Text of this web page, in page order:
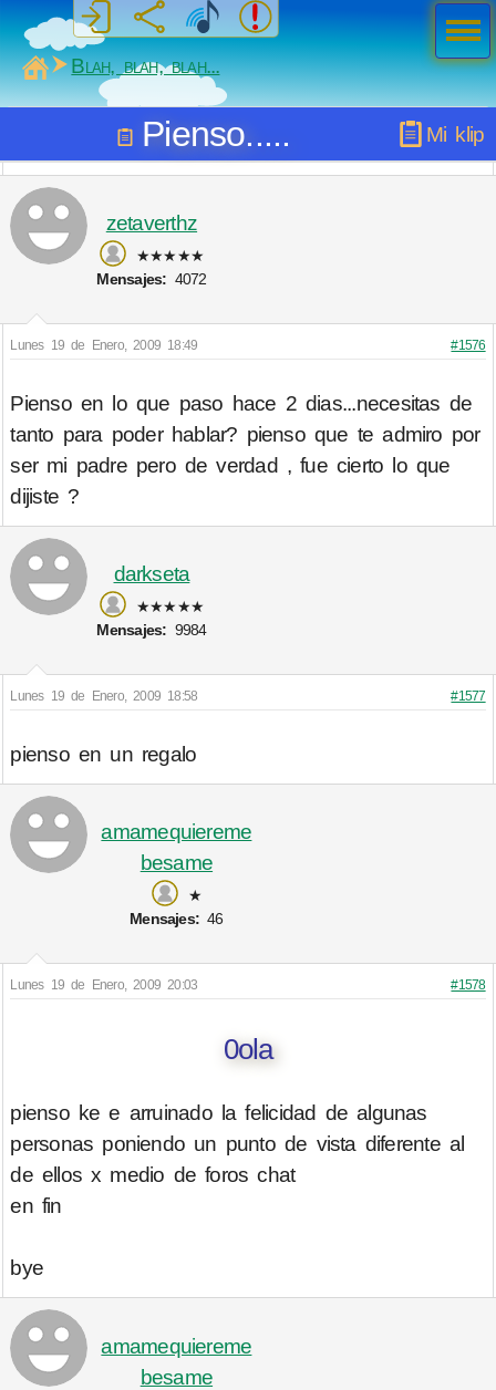
MiSabueso
Blah, blah, blah...
Mi klip
Pienso.....
zetaverthz
★★★★★
Mensajes: 4072
Lunes 19 de Enero, 2009 18:49 #1576
Pienso en lo que paso hace 2 dias...necesitas de
tanto para poder hablar? pienso que te admiro por
ser mi padre pero de verdad , fue cierto lo que
dijiste ?
darkseta
★★★★★
Mensajes: 9984
Lunes 19 de Enero, 2009 18:58 #1577
pienso en un regalo
amamequiereme
besame
★
Mensajes: 46
Lunes 19 de Enero, 2009 20:03 #1578
0ola
pienso ke e arruinado la felicidad de algunas
personas poniendo un punto de vista diferente al
de ellos x medio de foros chat
en fin
bye
amamequiereme
besame
Men
ú